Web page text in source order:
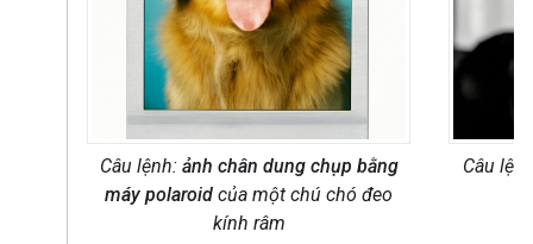
Câu lệnh: ảnh chân dung chụp bằng
máy polaroid của một chú chó đeo
kính râm
Câu